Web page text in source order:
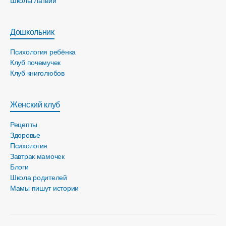
Дошкольник
Психология ребёнка
Клуб почемучек
Клуб книголюбов
Женский клуб
Рецепты
Здоровье
Психология
Завтрак мамочек
Блоги
Школа родителей
Мамы пишут истории